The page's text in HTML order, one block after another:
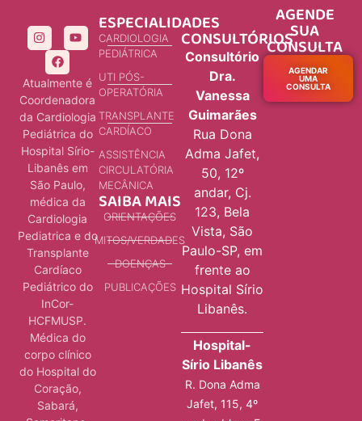
Atualmente é
Coordenadora
da Cardiologia
Pediátrica do
Hospital Sírio-
Libanês em
São Paulo,
médica da
Cardiologia
Pediatrica e do
Transplante
Cardíaco
Pediátrico do
InCor-
HCFMUSP.
Médica do
corpo clínico
do Hospital do
Coração,
Sabará,
ESPECIALIDADES
CARDIOLOGIA
PEDIÁTRICA
UTI PÓS-
OPERATÓRIA
TRANSPLANTE
CARDÍACO
ASSISTÊNCIA
CIRCULATÓRIA
MECÂNICA
SAIBA MAIS
ORIENTAÇÕES
MITOS/VERDADES
DOENÇAS
PUBLICAÇÕES
CONSULTÓRIOS
Consultório
Dra.
Vanessa
Guimarães
Rua Dona
Adma Jafet,
50, 12º
andar, Cj.
123, Bela
Vista, São
Paulo-SP, em
frente ao
Hospital Sírio
Libanês.
Hospital-
Sírio Libanês
R. Dona Adma
Jafet, 115, 4º
AGENDE
SUA
CONSULTA
AGENDAR
UMA
CONSULTA